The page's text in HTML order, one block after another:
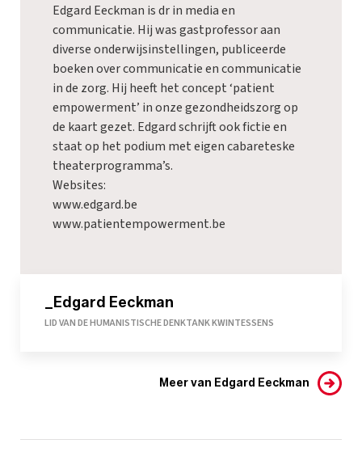
Edgard Eeckman is dr in media en
communicatie. Hij was gastprofessor aan
diverse onderwijsinstellingen, publiceerde
boeken over communicatie en communicatie
in de zorg. Hij heeft het concept ‘patient
empowerment’ in onze gezondheidszorg op
de kaart gezet. Edgard schrijft ook fictie en
staat op het podium met eigen cabareteske
theaterprogramma’s.
Websites:
www.edgard.be
www.patientempowerment.be
_Edgard Eeckman
LID VAN DE HUMANISTISCHE DENKTANK KWINTESSENS
Meer van Edgard Eeckman